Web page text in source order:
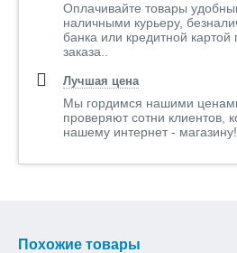
Оплачивайте товары
наличными курьеру,
банка или кредитной
заказа..
Лучшая цена
Мы гордимся нашими
проверяют сотни клиентов,
нашему интернет - магазину!
Похожие товары